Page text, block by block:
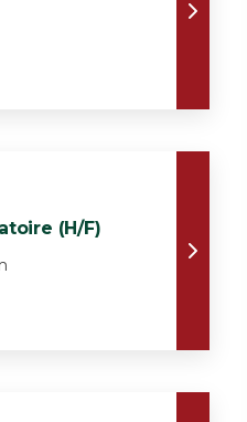
(H/F)